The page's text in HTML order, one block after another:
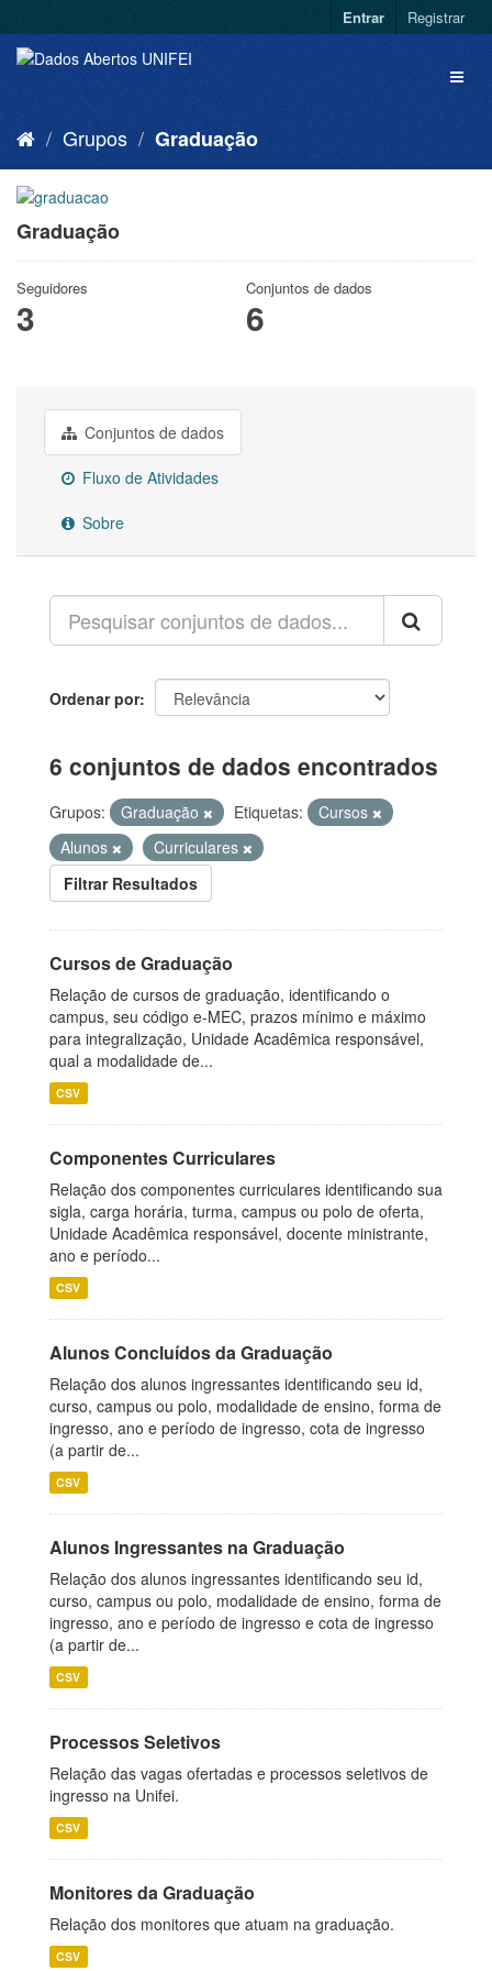
Entrar Registrar
Grupos Graduação
Graduação
Seguidores
3
Conjuntos de dados
6
Conjuntos de dados
Fluxo de Atividades
Sobre
Ordenar por
6 conjuntos de dados encontrados
Grupos: Graduação Etiquetas:
Cursos
Alunos
Curriculares
Filtrar Resultados
Cursos de Graduação
Relação de cursos de graduação, identificando o
campus, seu código e-MEC, prazos mínimo e máximo
para integralização, Unidade Acadêmica responsável,
qual a modalidade de...
CSV
Componentes Curriculares
Relação dos componentes curriculares identificando sua
sigla, carga horária, turma, campus ou polo de oferta,
Unidade Acadêmica responsável, docente ministrante,
ano e período...
CSV
Alunos Concluídos da Graduação
Relação dos alunos ingressantes identificando seu id,
curso, campus ou polo, modalidade de ensino, forma de
ingresso, ano e período de ingresso, cota de ingresso
(a partir de...
CSV
Alunos Ingressantes na Graduação
Relação dos alunos ingressantes identificando seu id,
curso, campus ou polo, modalidade de ensino, forma de
ingresso, ano e período de ingresso e cota de ingresso
(a partir de...
CSV
Processos Seletivos
Relação das vagas ofertadas e processos seletivos de
ingresso na Unifei.
CSV
Monitores da Graduação
Relação dos monitores que atuam na graduação.
CSV